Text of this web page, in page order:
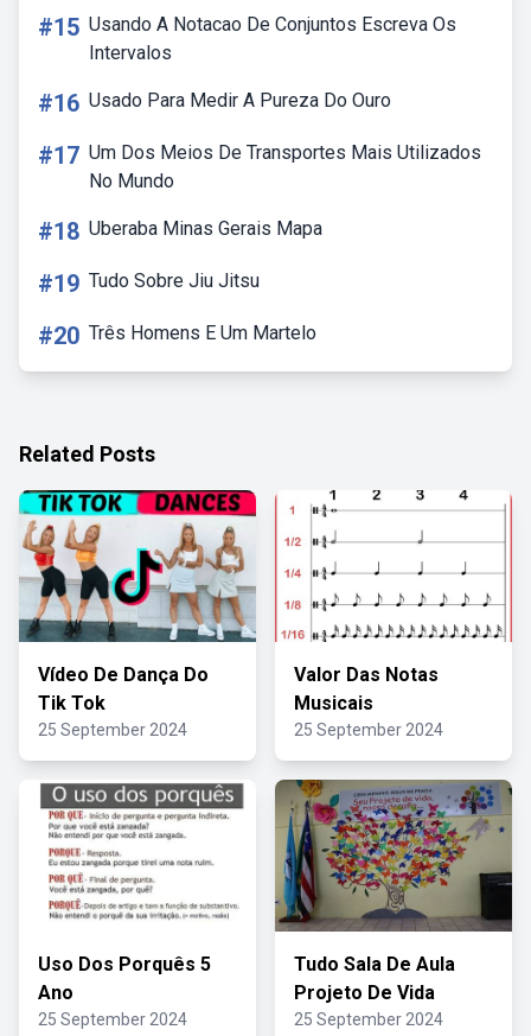
#15 Usando A Notacao De Conjuntos Escreva Os
Intervalos
#16 Usado Para Medir A Pureza Do Ouro
#17 Um Dos Meios De Transportes Mais Utilizados
No Mundo
#18 Uberaba Minas Gerais Mapa
#19 Tudo Sobre Jiu Jitsu
#20 Três Homens E Um Martelo
Related Posts
Vídeo De Dança Do
Tik Tok
25 September 2024
Valor Das Notas
Musicais
25 September 2024
Uso Dos Porquês 5
Ano
25 September 2024
Tudo Sala De Aula
Projeto De Vida
25 September 2024